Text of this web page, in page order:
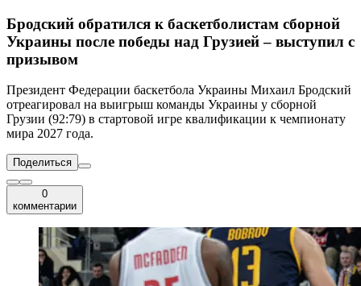
Бродский обратился к баскетболистам сборной
Украины после победы над Грузией – выступил с
призывом
Президент Федерации баскетбола Украины Михаил Бродский
отреагировал на выигрыш команды Украины у сборной
Грузии (92:79) в стартовой игре квалификации к чемпионату
мира 2027 года.
Поделиться
0
комментарии